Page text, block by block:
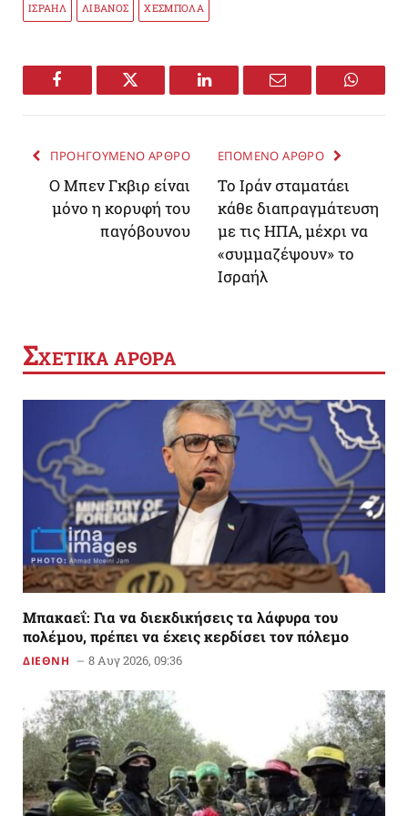
ΙΣΡΑΗΛ ΛΙΒΑΝΟΣ ΧΕΣΜΠΟΛΑ
Facebook Twitter LinkedIn Email
ΠΡΟΗΓΟΥΜΕΝΟ ΑΡΘΡΟ
Ο Μπεν Γκβιρ είναι
μόνο η κορυφή του
παγόβουνου
ΕΠΟΜΕΝΟ ΑΡΘΡΟ
Το Ιράν σταματάει
κάθε διαπραγμάτευση
με τις ΗΠΑ, μέχρι να
«συμμαζέψουν» το
Ισραήλ
ΣΧΕΤΙΚΑ ΑΡΘΡΑ
Μπακαεΐ: Για να διεκδικήσεις τα λάφυρα του
πολέμου, πρέπει να έχεις κερδίσει τον πόλεμο
ΔΙΕΘΝΗ 8 Αυγ 2026, 09:36